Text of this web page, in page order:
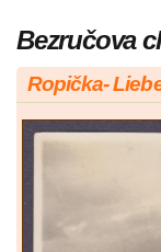
Bezručova
Ropička-